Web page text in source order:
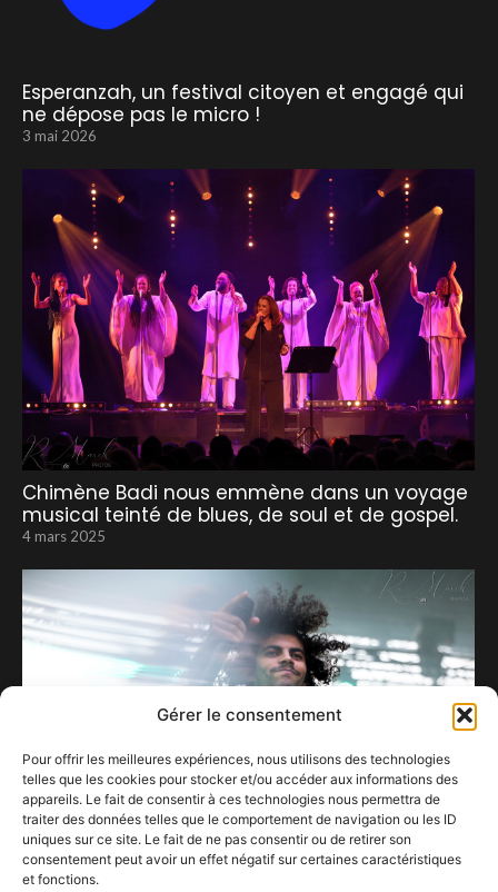
Gérer le consentement
Pour offrir les meilleures expériences, nous utilisons des technologies
telles que les cookies pour stocker et/ou accéder aux informations des
appareils. Le fait de consentir à ces technologies nous permettra de
traiter des données telles que le comportement de navigation ou les ID
uniques sur ce site. Le fait de ne pas consentir ou de retirer son
consentement peut avoir un effet négatif sur certaines caractéristiques
et fonctions.
Esperanzah, un festival citoyen et engagé qui
ne dépose pas le micro !
3 mai 2026
Chimène Badi nous emmène dans un voyage
musical teinté de blues, de soul et de gospel.
4 mars 2025